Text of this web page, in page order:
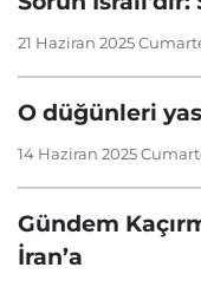
21 Haziran 2025
O düğünleri
14 Haziran 2025
Gündem
İran’a